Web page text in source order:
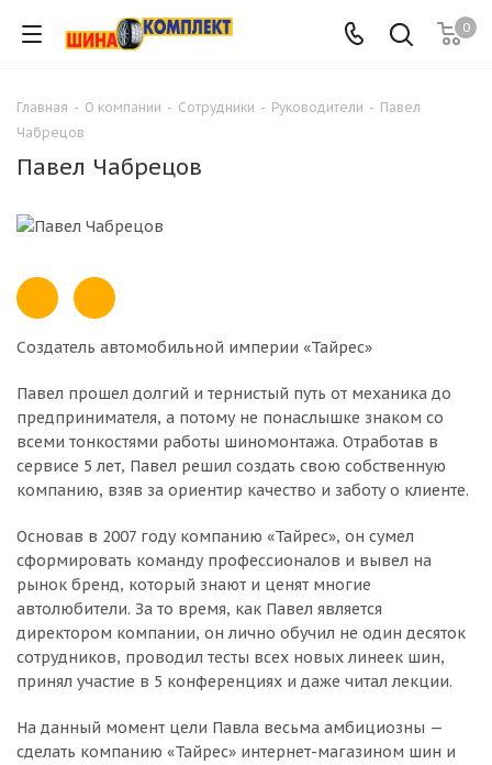
0
Главная - О компании - Сотрудники - Руководители - Павел
Чабрецов
Павел Чабрецов
Создатель автомобильной империи «Тайрес»
Павел прошел долгий и тернистый путь от механика до
предпринимателя, а потому не понаслышке знаком со
всеми тонкостями работы шиномонтажа. Отработав в
сервисе 5 лет, Павел решил создать свою собственную
компанию, взяв за ориентир качество и заботу о клиенте.
Основав в 2007 году компанию «Тайрес», он сумел
сформировать команду профессионалов и вывел на
рынок бренд, который знают и ценят многие
автолюбители. За то время, как Павел является
директором компании, он лично обучил не один десяток
сотрудников, проводил тесты всех новых линеек шин,
принял участие в 5 конференциях и даже читал лекции.
На данный момент цели Павла весьма амбициозны —
сделать компанию «Тайрес» интернет-магазином шин и